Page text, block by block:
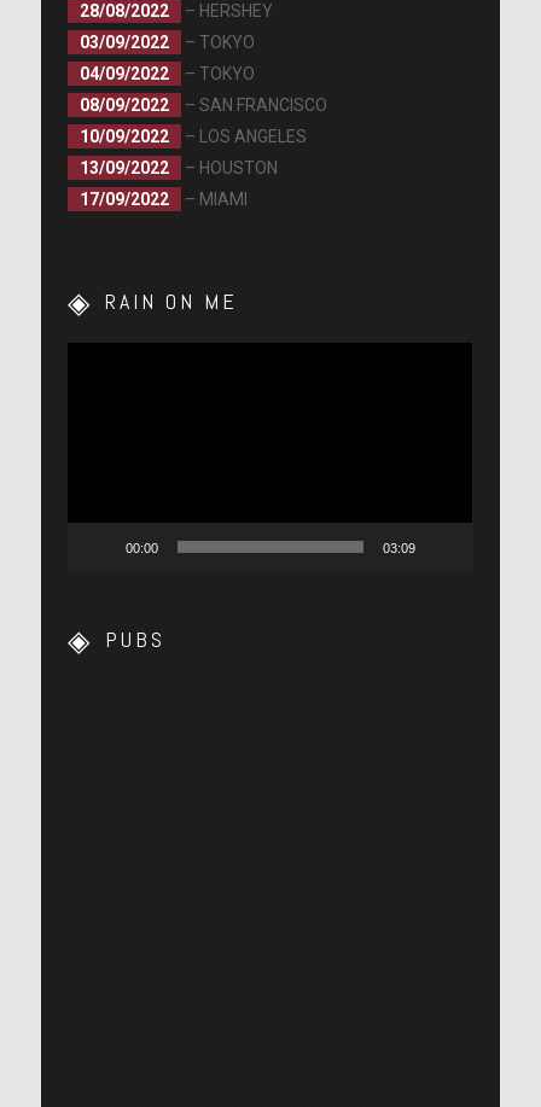
28/08/2022
– HERSHEY
03/09/2022
– TOKYO
04/09/2022
– TOKYO
08/09/2022
– SAN FRANCISCO
10/09/2022
– LOS ANGELES
13/09/2022
– HOUSTON
17/09/2022
– MIAMI
RAIN ON ME
00:00 03:09
PUBS